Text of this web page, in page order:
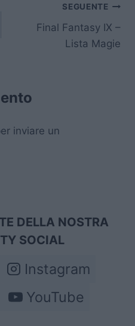
SEGUENTE
Final Fantasy IX –
Lista Magie
inviare un
DELLA NOSTRA
SOCIAL
Instagram
YouTube